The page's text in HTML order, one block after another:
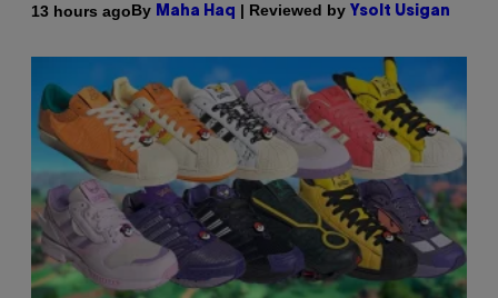
13 hours agoBy Maha Haq | Reviewed by Ysolt Usigan